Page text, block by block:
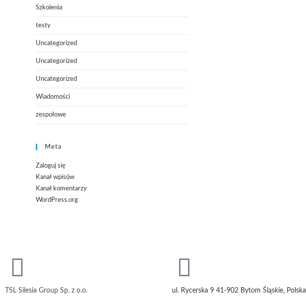
Szkolenia
testy
Uncategorized
Uncategorized
Uncategorized
Wiadomości
zespołowe
Meta
Zaloguj się
Kanał wpisów
Kanał komentarzy
WordPress.org
TSL Silesia Group Sp. z o.o. ul. Rycerska 9 41-902 Bytom Śląskie, Polska